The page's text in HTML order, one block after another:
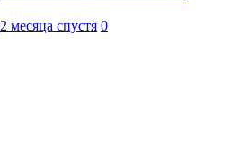
2 месяца спустя 0